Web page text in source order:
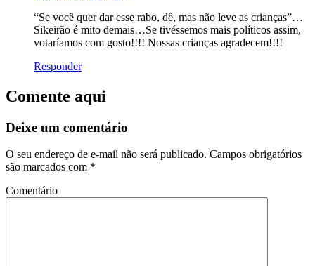
“Se você quer dar esse rabo, dê, mas não leve as crianças”…
Sikeirão é mito demais…Se tivéssemos mais políticos assim,
votaríamos com gosto!!!! Nossas crianças agradecem!!!!
Responder
Comente aqui
Deixe um comentário
O seu endereço de e-mail não será publicado. Campos obrigatórios
são marcados com *
Comentário